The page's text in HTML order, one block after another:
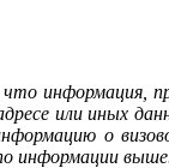
информация,
или иных
о
информации